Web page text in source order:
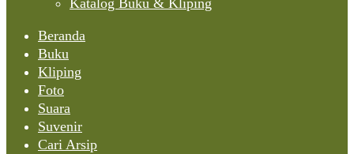
Katalog Buku & Kliping
Beranda
Buku
Kliping
Foto
Suara
Suvenir
Cari Arsip